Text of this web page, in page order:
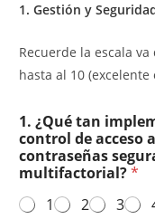
1. Gestión y
Recuerde la escala
hasta al 10
1. ¿Qué tan
control de acceso
contraseñas
multifactorial?*
1
2 3